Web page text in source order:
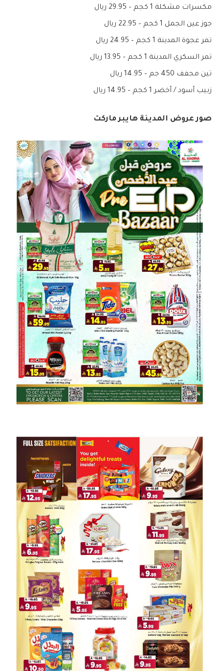
مكسرات مشكلة 1 كجم – 29.95 ريال
جوز عين الجمل 1 كجم – 22.95 ريال
تمر عجوة المدينة 1 كجم – 24.95 ريال
تمر السكري المدينة 1 كجم – 13.95 ريال
تين مجفف 450 جم – 14.95 ريال
زبيب أسود / أخضر 1 كجم – 14.95 ريال
صور عروض المدينة هايبر ماركت